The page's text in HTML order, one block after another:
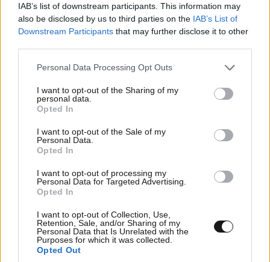
IAB’s list of downstream participants. This information may
also be disclosed by us to third parties on the IAB’s List of
Downstream Participants that may further disclose it to other
Please note that this website/app uses one or more Google
not limited to your visit or usage behaviour. You may click to
grant or deny consent to Google and its third-party tags to
use your data for below specified purposes in below Google
consent section.
Personal Data Processing Opt Outs
I want to opt-out of the Sharing of my
personal data.
Opted In
I want to opt-out of the Sale of my
Personal Data.
Opted In
I want to opt-out of processing my
Personal Data for Targeted Advertising.
Opted In
I want to opt-out of Collection, Use,
Retention, Sale, and/or Sharing of my
Personal Data that Is Unrelated with the
Purposes for which it was collected.
Opted Out